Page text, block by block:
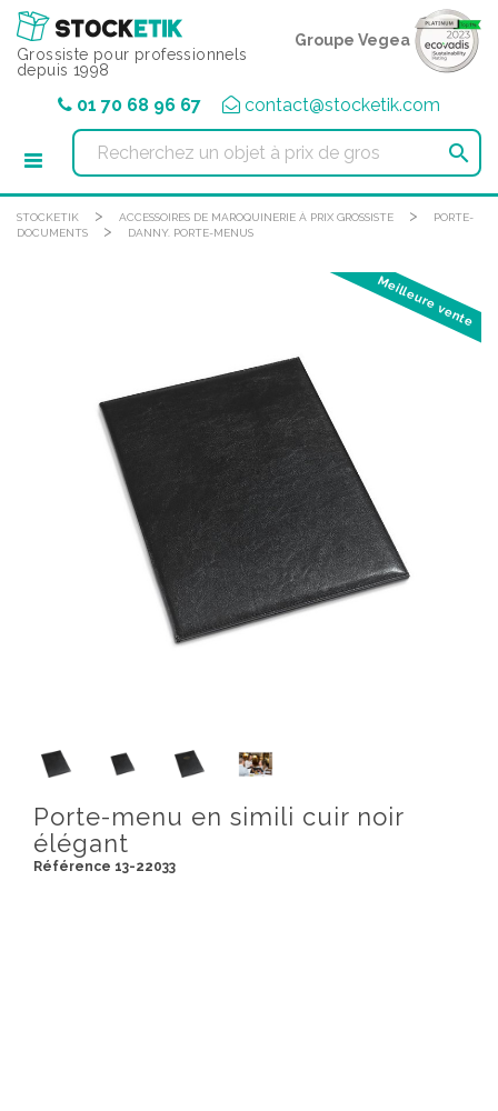
Grossiste pour professionnels
depuis 1998
Groupe Vegea
01 70 68 96 67 contact@stocketik.com

STOCKETIK > ACCESSOIRES DE MAROQUINERIE À PRIX GROSSISTE >
PORTE-
DOCUMENTS
> DANNY. PORTE-MENUS
Meilleure vente
Porte-menu en simili cuir noir
élégant
Référence 13-22033
Panneau de gestion des cookies